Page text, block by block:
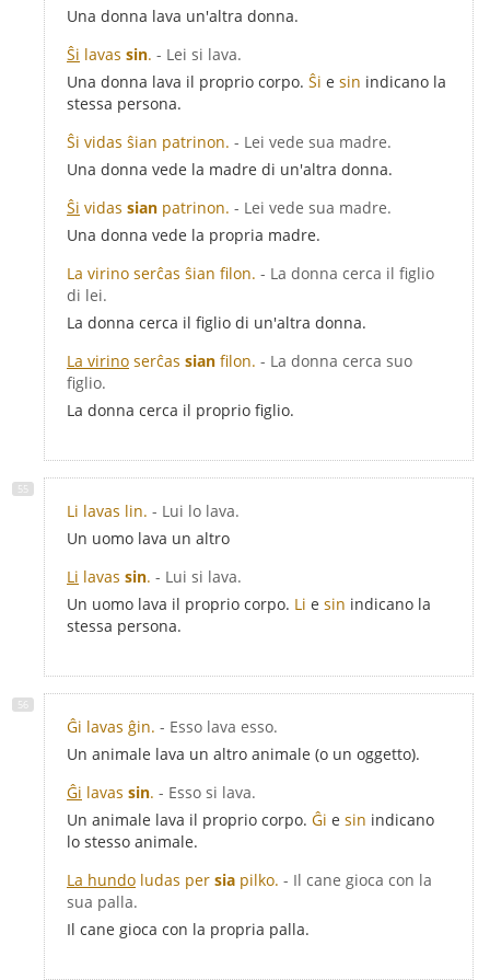
Una donna lava un'altra donna.
Ŝi lavas sin. - Lei si lava.
Una donna lava il proprio corpo. Ŝi e sin indicano la
stessa persona.
Ŝi vidas ŝian patrinon. - Lei vede sua madre.
Una donna vede la madre di un'altra donna.
Ŝi vidas sian patrinon. - Lei vede sua madre.
Una donna vede la propria madre.
La virino serĉas ŝian filon. - La donna cerca il figlio
di lei.
La donna cerca il figlio di un'altra donna.
La virino serĉas sian filon. - La donna cerca suo
figlio.
La donna cerca il proprio figlio.
Li lavas lin. - Lui lo lava.
Un uomo lava un altro
Li lavas sin. - Lui si lava.
Un uomo lava il proprio corpo. Li e sin indicano la
stessa persona.
Ĝi lavas ĝin. - Esso lava esso.
Un animale lava un altro animale (o un oggetto).
Ĝi lavas sin. - Esso si lava.
Un animale lava il proprio corpo. Ĝi e sin indicano
lo stesso animale.
La hundo ludas per sia pilko. - Il cane gioca con la
sua palla.
Il cane gioca con la propria palla.